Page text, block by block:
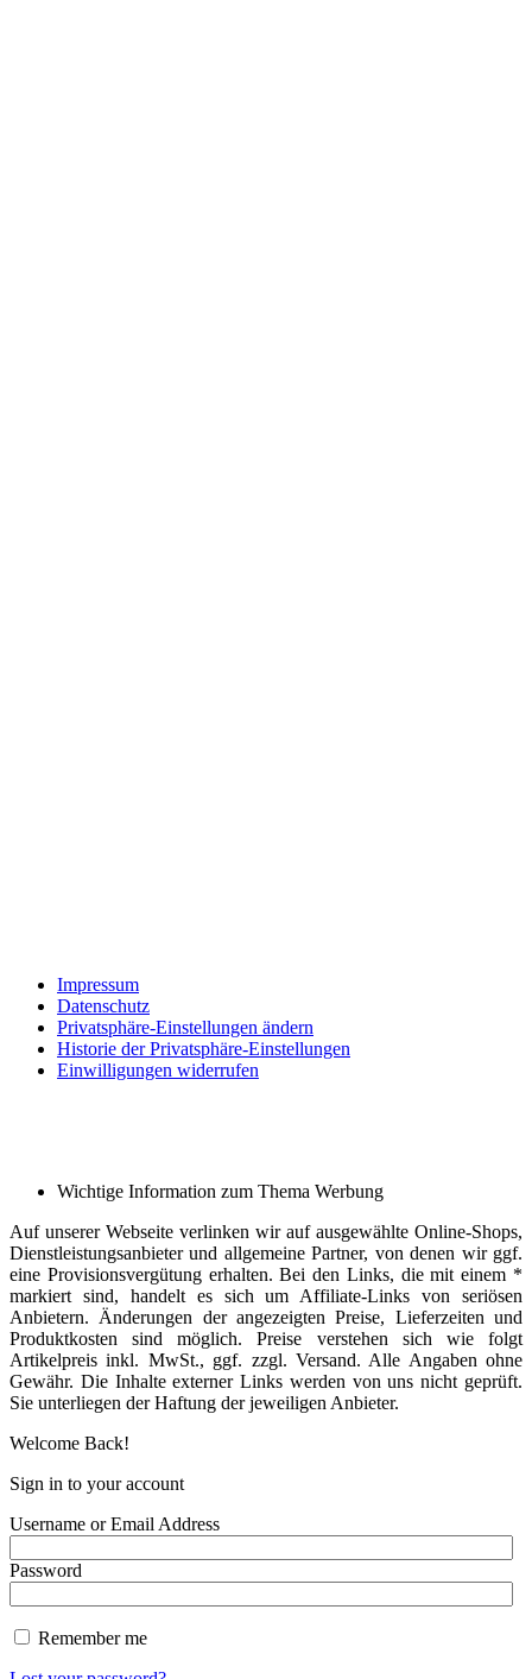
Impressum
Datenschutz
Privatsphäre-Einstellungen ändern
Historie der Privatsphäre-Einstellungen
Einwilligungen widerrufen
Wichtige Information zum Thema Werbung
Auf unserer Webseite verlinken wir auf ausgewählte Online-Shops,
Dienstleistungsanbieter und allgemeine Partner, von denen wir ggf.
eine Provisionsvergütung erhalten. Bei den Links, die mit einem *
markiert sind, handelt es sich um Affiliate-Links von seriösen
Anbietern. Änderungen der angezeigten Preise, Lieferzeiten und
Produktkosten sind möglich. Preise verstehen sich wie folgt
Artikelpreis inkl. MwSt., ggf. zzgl. Versand. Alle Angaben ohne
Gewähr. Die Inhalte externer Links werden von uns nicht geprüft.
Sie unterliegen der Haftung der jeweiligen Anbieter.
Welcome Back!
Sign in to your account
Username or Email Address
Password
Remember me